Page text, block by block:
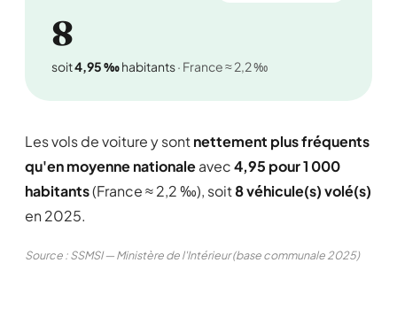
8
soit4,95 ‰habitants· France ≈ 2,2 ‰
Les vols de voiture y sontnettement plus fréquents
qu'en moyenne nationaleavec4,95 pour 1 000
habitants(France ≈ 2,2 ‰), soit8 véhicule(s) volé(s)
en 2025.
Source : SSMSI — Ministère de l'Intérieur (base communale 2025)